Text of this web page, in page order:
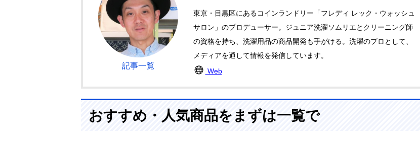
記事一覧
東京・目黒区にあるコインランドリー「フレディ レック・ウォッシュ
サロン」のプロデューサー。ジュニア洗濯ソムリエとクリーニング師
の資格を持ち、洗濯用品の商品開発も手がける。洗濯のプロとして、
メディアを通して情報を発信しています。
Web
おすすめ・人気商品をまずは一覧で